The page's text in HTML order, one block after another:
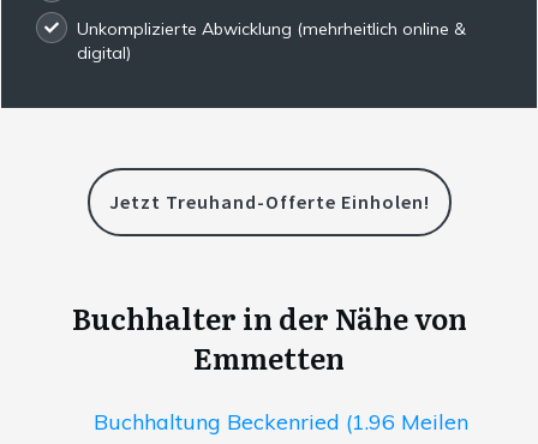
Unkomplizierte Abwicklung (mehrheitlich online &
digital)
Jetzt Treuhand-Offerte Einholen!
Buchhalter in der Nähe von
Emmetten
Buchhaltung Beckenried (1.96 Meilen